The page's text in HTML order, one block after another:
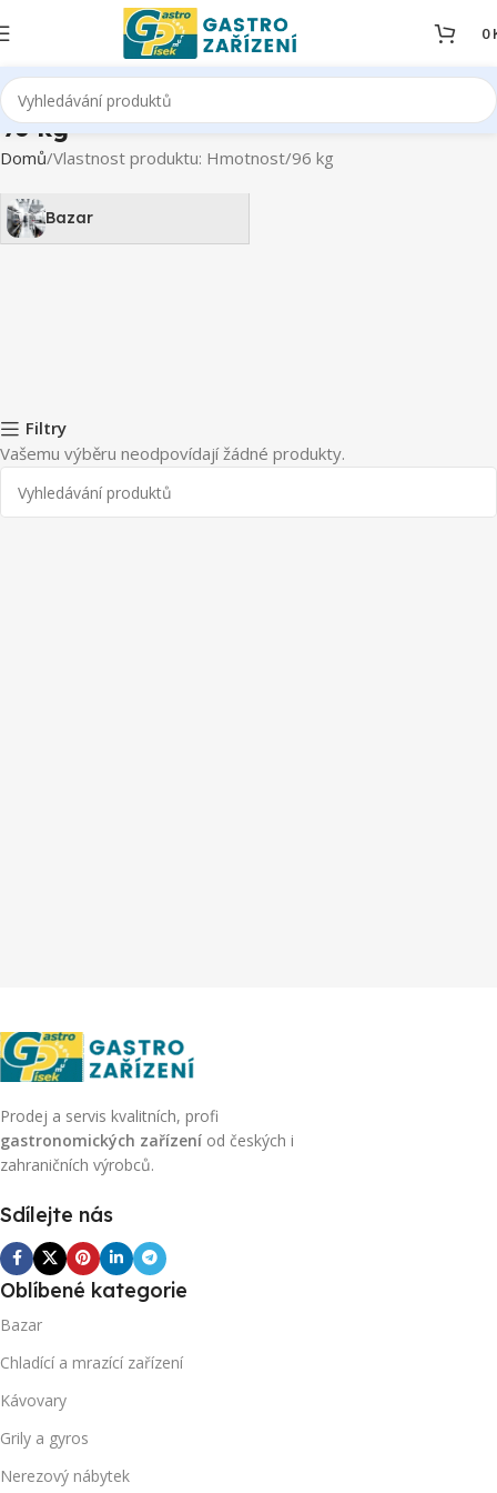
0
96 kg
Domů Vlastnost produktu: Hmotnost 96 kg
Bazar
Filtry
Vašemu výběru neodpovídají žádné produkty.
Prodej a servis kvalitních, profi
gastronomických zařízení od českých i
zahraničních výrobců.
Sdílejte nás
Oblíbené kategorie
Bazar
Chladící a mrazící zařízení
Kávovary
Grily a gyros
Nerezový nábytek